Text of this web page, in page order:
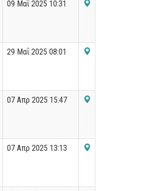
09 Μαΐ 2025 10:31
29 Μαΐ 2025 08:01
07 Απρ 2025 15:47
07 Απρ 2025 13:13